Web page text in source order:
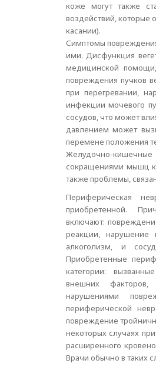
коже могут также
воздействий, которые
касании).
Симптомы
ими. Дисфункция
медицинской
повреждения пучков
при перегревании,
инфекции мочевого
сосудов, что может
давлением может
перемене положения
Желудочно-
сокращениями мышц
также проблемы,
Периферическая
приобретенной.
включают:
реакции, нарушение
алкоголизм, и
Приобретенные
категории:
внешних
нарушениями
периферической
повреждение
некоторых случаях
расширенного
Врачи обычно в таких